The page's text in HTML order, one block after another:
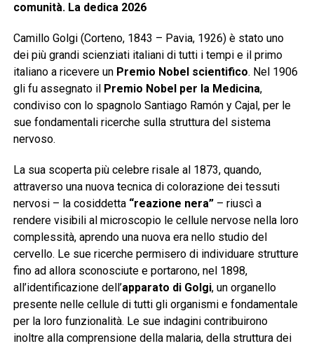
comunità. La dedica 2026
Camillo Golgi (Corteno, 1843 – Pavia, 1926) è stato uno
dei più grandi scienziati italiani di tutti i tempi e il primo
italiano a ricevere un Premio Nobel scientifico. Nel 1906
gli fu assegnato il Premio Nobel per la Medicina,
condiviso con lo spagnolo Santiago Ramón y Cajal, per le
sue fondamentali ricerche sulla struttura del sistema
nervoso.
La sua scoperta più celebre risale al 1873, quando,
attraverso una nuova tecnica di colorazione dei tessuti
nervosi – la cosiddetta “reazione nera”– riuscì a
rendere visibili al microscopio le cellule nervose nella loro
complessità, aprendo una nuova era nello studio del
cervello. Le sue ricerche permisero di individuare strutture
fino ad allora sconosciute e portarono, nel 1898,
all’identificazione dell’apparato di Golgi, un organello
presente nelle cellule di tutti gli organismi e fondamentale
per la loro funzionalità. Le sue indagini contribuirono
inoltre alla comprensione della malaria, della struttura dei